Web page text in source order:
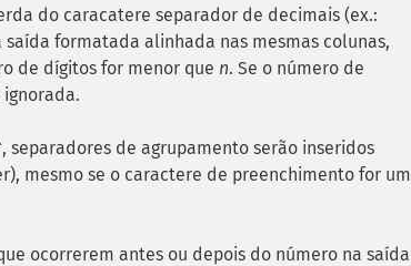
do caracatere separador de decimais (ex.:
formatada alinhada nas mesmas colunas,
de dígitos for menor que n. Se o número de
ignorada.
, separadores de agrupamento serão inseridos
mesmo se o caractere de preenchimento for um
ocorrerem antes ou depois do número na saída